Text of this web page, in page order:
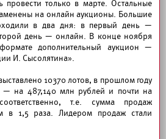
провести только в марте. Остальные
на онлайн аукционы. Большие
в два дня: в первый день —
день — онлайн. В конце ноября
дополнительный аукцион —
И. Сысолятина».
10370 лотов, в прошлом году
— на 487,140 млн рублей и почти на
т.е. сумма продаж
в 1,5 раза. Лидером продаж стали